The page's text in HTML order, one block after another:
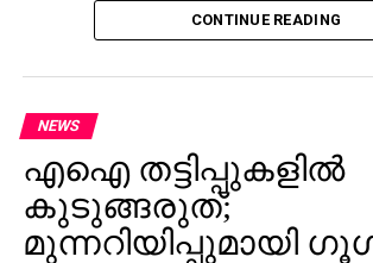
CONTINUE READING
NEWS
എഐ തട്ടിപ്പുകളില്‍
കുടുങ്ങരുത്;
മുന്നറിയിപ്പുമായി